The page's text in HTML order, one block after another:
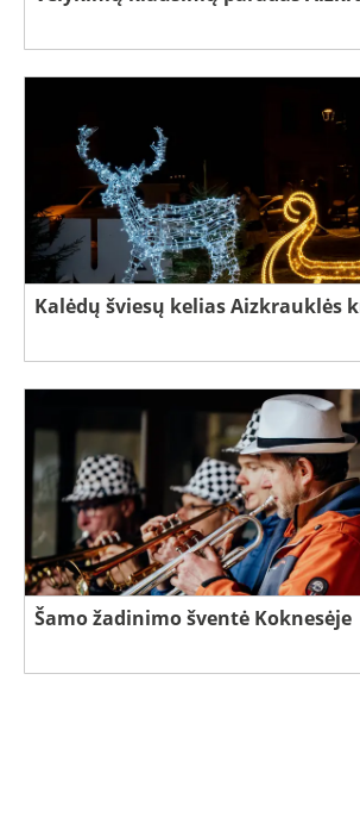
Kalėdų šviesų kelias Aizkrauklės
Šamo žadinimo šventė Koknesėje